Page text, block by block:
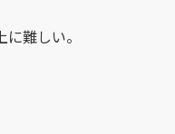
難しい。